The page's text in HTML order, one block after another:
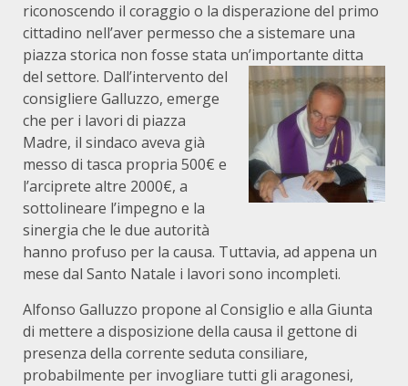
riconoscendo il coraggio o la disperazione del primo
cittadino nell’aver permesso che a sistemare una
piazza storica non fosse stata un’importante ditta
del settore. Dall’intervento del
consigliere Galluzzo, emerge
che per i lavori di piazza
Madre, il sindaco aveva già
messo di tasca propria 500€ e
l’arciprete altre 2000€, a
sottolineare l’impegno e la
sinergia che le due autorità
hanno profuso per la causa. Tuttavia, ad appena un
mese dal Santo Natale i lavori sono incompleti.
Alfonso Galluzzo propone al Consiglio e alla Giunta
di mettere a disposizione della causa il gettone di
presenza della corrente seduta consiliare,
probabilmente per invogliare tutti gli aragonesi,